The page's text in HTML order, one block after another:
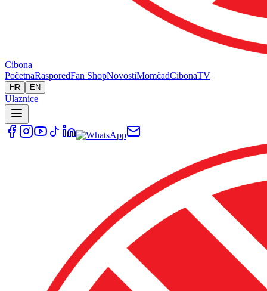
Cibona
PočetnaRasporedFan ShopNovostiMomčadCibonaTV
HR EN
Ulaznice